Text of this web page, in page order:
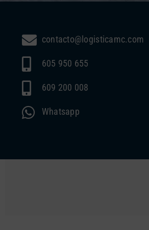
contacto@logisticamc.com
605 950 655
609 200 008
Whatsapp